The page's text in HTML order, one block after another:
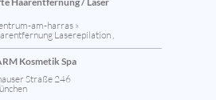
Haarentfernung / Laser
am-harras »
Laserepilation ,
Kosmetik Spa
Straße 246